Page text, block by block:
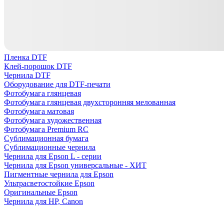
Пленка DTF
Клей-порошок DTF
Чернила DTF
Оборудование для DTF-печати
Фотобумага глянцевая
Фотобумага глянцевая двухсторонняя мелованная
Фотобумага матовая
Фотобумага художественная
Фотобумага Premium RC
Сублимационная бумага
Сублимационные чернила
Чернила для Epson L - серии
Чернила для Epson универсальные - ХИТ
Пигментные чернила для Epson
Ультрасветостойкие Epson
Оригинальные Epson
Чернила для HP, Canon